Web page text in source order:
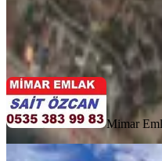
Mimar EmlakUğur Sarıtepe
Ara
Mimar